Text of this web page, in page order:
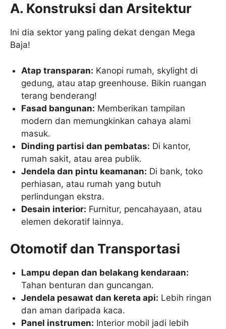
A. Konstruksi dan Arsitektur
Ini dia sektor yang paling dekat dengan Mega
Baja!
Atap transparan: Kanopi rumah, skylight di
gedung, atau atap greenhouse. Bikin ruangan
terang benderang!
Fasad bangunan: Memberikan tampilan
modern dan memungkinkan cahaya alami
masuk.
Dinding partisi dan pembatas: Di kantor,
rumah sakit, atau area publik.
Jendela dan pintu keamanan: Di bank, toko
perhiasan, atau rumah yang butuh
perlindungan ekstra.
Desain interior: Furnitur, pencahayaan, atau
elemen dekoratif lainnya.
Otomotif dan Transportasi
Lampu depan dan belakang kendaraan:
Tahan benturan dan guncangan.
Jendela pesawat dan kereta api: Lebih ringan
dan aman daripada kaca.
Panel instrumen: Interior mobil jadi lebih